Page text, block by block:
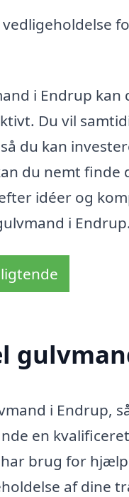
i Endrup
Du vil
du kan
du nemt
idéer og
i Endrup.
i Endrup,
en
brug for
af dine